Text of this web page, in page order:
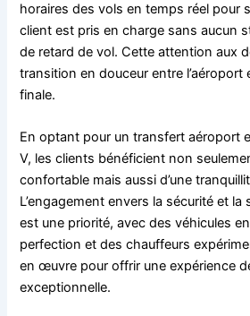
horaires des vols en temps réel pour
client est pris en charge sans aucun
de retard de vol. Cette attention aux
transition en douceur entre l’aéroport
finale.
En optant pour un transfert aéroport
V, les clients bénéficient non
confortable mais aussi d’une
L’engagement envers la sécurité et
est une priorité, avec des véhicules
perfection et des chauffeurs
en œuvre pour offrir une expérience
exceptionnelle.